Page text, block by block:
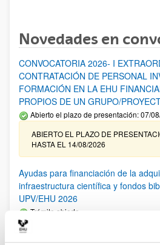
Novedades en
CONVOCATORIA 2026- I
CONTRATACIÓN DE PERSONAL
FORMACIÓN EN LA EHU
PROPIOS DE UN GRUPO/
Abierto el plazo de presentación: 07/
ABIERTO EL PLAZO DE
HASTA EL 14/08/2026
Ayudas para financiación de la
infraestructura científica y fondos
UPV/EHU 2026
Trámite abierto
solicitudes admitidas y excluidas. 23/